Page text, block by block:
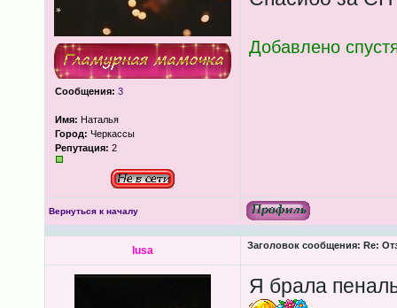
Сообщения: 3
Имя: Наталья
Город: Черкассы
Репутация: 2
Добавлено
Вернуться к началу
lusa Заголовок сообщения: Re:
Я брала